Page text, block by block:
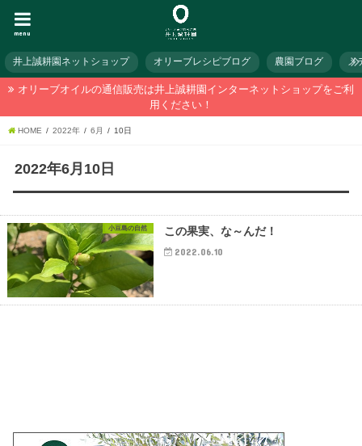
menu
井上誠耕園ネットショップ オリーブレシピブログ 農園ブログ メ
オリーブオイルの通信販売は井上誠耕園インターネットショップをご利
用ください！
HOME 2022年 6月 10日
2022年6月10日
小豆島の自然 この果実、な～んだ！
2022.06.10